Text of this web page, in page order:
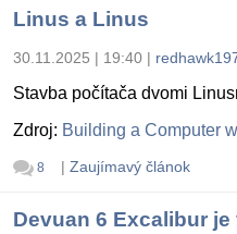
Linus a Linus
30.11.2025 | 19:40 |
Stavba počítača dvomi
Zdroj: Building a Computer
8 | Zaujímavý článok
Devuan 6 Excalibur